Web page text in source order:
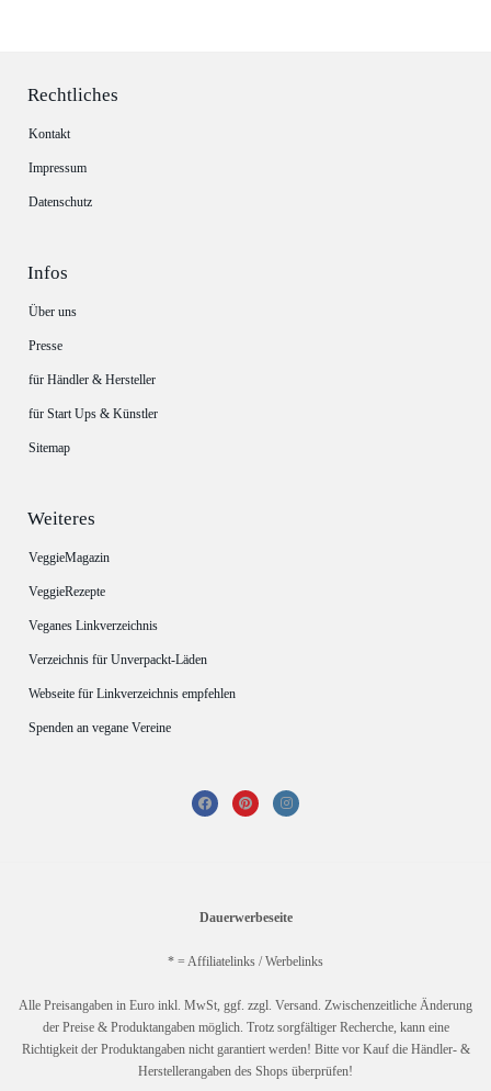
Rechtliches
Kontakt
Impressum
Datenschutz
Infos
Über uns
Presse
für Händler & Hersteller
für Start Ups & Künstler
Sitemap
Weiteres
VeggieMagazin
VeggieRezepte
Veganes Linkverzeichnis
Verzeichnis für Unverpackt-Läden
Webseite für Linkverzeichnis empfehlen
Spenden an vegane Vereine
Dauerwerbeseite
* = Affiliatelinks / Werbelinks
Alle Preisangaben in Euro inkl. MwSt, ggf. zzgl. Versand. Zwischenzeitliche Änderung
der Preise & Produktangaben möglich. Trotz sorgfältiger Recherche, kann eine
Richtigkeit der Produktangaben nicht garantiert werden! Bitte vor Kauf die Händler- &
Herstellerangaben des Shops überprüfen!